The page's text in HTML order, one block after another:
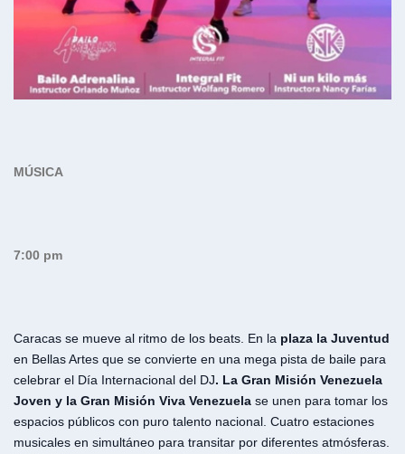
MÚSICA
7:00 pm
Caracas se mueve al ritmo de los beats. En la plaza la Juventud
en Bellas Artes que se convierte en una mega pista de baile para
celebrar el Día Internacional del DJ. La Gran Misión Venezuela
Joven y la Gran Misión Viva Venezuela se unen para tomar los
espacios públicos con puro talento nacional. Cuatro estaciones
musicales en simultáneo para transitar por diferentes atmósferas.